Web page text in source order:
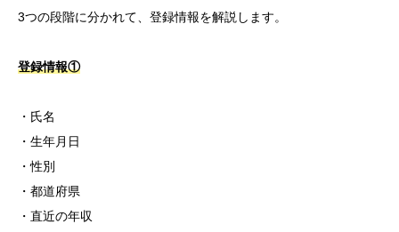
3つの段階に分かれて、登録情報を解説します。
登録情報①
・氏名
・生年月日
・性別
・都道府県
・直近の年収